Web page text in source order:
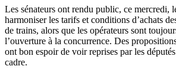
Les sénateurs ont rendu public, ce mercredi,
harmoniser les tarifs et conditions d’achats
de trains, alors que les opérateurs sont
l’ouverture à la concurrence. Des
ont bon espoir de voir reprises par les
cadre.